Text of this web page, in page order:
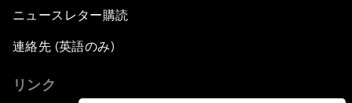
ニュースレター購読
連絡先 (英語のみ)
リンク